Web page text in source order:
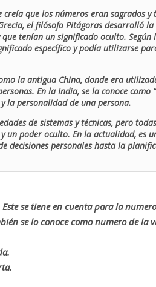
creía que los números eran sagrados y
el filósofo Pitágoras desarrolló
tenían un significado oculto. Según
específico y podía utilizarse
la antigua China, donde era
En la India, se la conoce como
la personalidad de una persona.
de sistemas y técnicas, pero
un poder oculto. En la actualidad, es
decisiones personales hasta la
se tiene en cuenta para la
se lo conoce como numero de la